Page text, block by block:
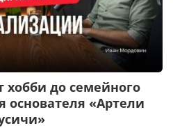
хобби до семейного
основателя «Артели